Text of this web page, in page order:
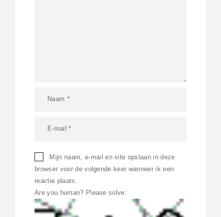
Mijn naam, e-mail en site opslaan in deze
browser voor de volgende keer wanneer ik een
reactie plaats.
Are you human? Please solve: